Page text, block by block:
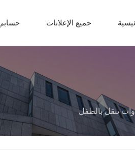
جميع الإعلانات
تنقل بالطفل